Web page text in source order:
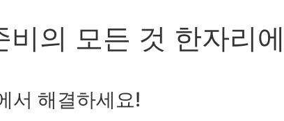
의 모든 것 한자리
서 해결하세요!